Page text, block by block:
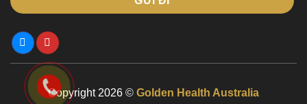
Copyright 2026 © Golden Health Australia